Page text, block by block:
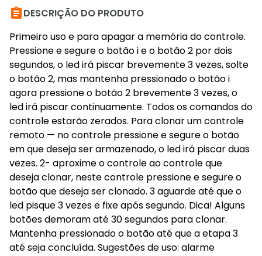
DESCRIÇÃO DO PRODUTO
Primeiro uso e para apagar a memória do controle.
Pressione e segure o botão i e o botão 2 por dois
segundos, o led irá piscar brevemente 3 vezes, solte
o botão 2, mas mantenha pressionado o botão i
agora pressione o botão 2 brevemente 3 vezes, o
led irá piscar continuamente. Todos os comandos do
controle estarão zerados. Para clonar um controle
remoto — no controle pressione e segure o botão
em que deseja ser armazenado, o led irá piscar duas
vezes. 2- aproxime o controle ao controle que
deseja clonar, neste controle pressione e segure o
botão que deseja ser clonado. 3 aguarde até que o
led pisque 3 vezes e fixe após segundo. Dica! Alguns
botões demoram até 30 segundos para clonar.
Mantenha pressionado o botão até que a etapa 3
até seja concluída. Sugestões de uso: alarme